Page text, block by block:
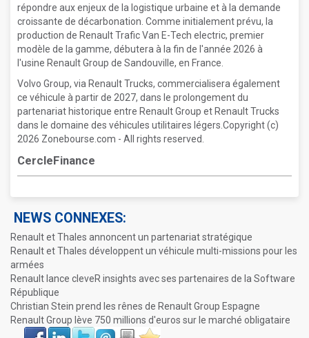
répondre aux enjeux de la logistique urbaine et à la demande
croissante de décarbonation. Comme initialement prévu, la
production de Renault Trafic Van E-Tech electric, premier
modèle de la gamme, débutera à la fin de l'année 2026 à
l'usine Renault Group de Sandouville, en France.
Volvo Group, via Renault Trucks, commercialisera également
ce véhicule à partir de 2027, dans le prolongement du
partenariat historique entre Renault Group et Renault Trucks
dans le domaine des véhicules utilitaires légers.Copyright (c)
2026 Zonebourse.com - All rights reserved.
CercleFinance
NEWS CONNEXES:
Renault et Thales annoncent un partenariat stratégique
Renault et Thales développent un véhicule multi-missions pour les
armées
Renault lance cleveR insights avec ses partenaires de la Software
République
Christian Stein prend les rênes de Renault Group Espagne
Renault Group lève 750 millions d'euros sur le marché obligataire
Face
LinkIn Twitter Envoyer ImprimerFavoris